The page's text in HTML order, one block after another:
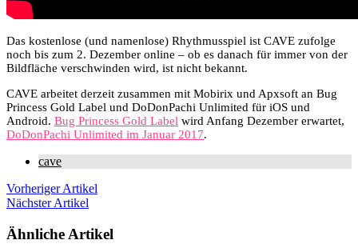
Das kostenlose (und namenlose) Rhythmusspiel ist CAVE zufolge
noch bis zum 2. Dezember online – ob es danach für immer von der
Bildfläche verschwinden wird, ist nicht bekannt.
CAVE arbeitet derzeit zusammen mit Mobirix und Apxsoft an Bug
Princess Gold Label und DoDonPachi Unlimited für iOS und
Android. Bug Princess Gold Label wird Anfang Dezember erwartet,
DoDonPachi Unlimited im Januar 2017.
cave
Vorheriger Artikel
Nächster Artikel
Ähnliche Artikel